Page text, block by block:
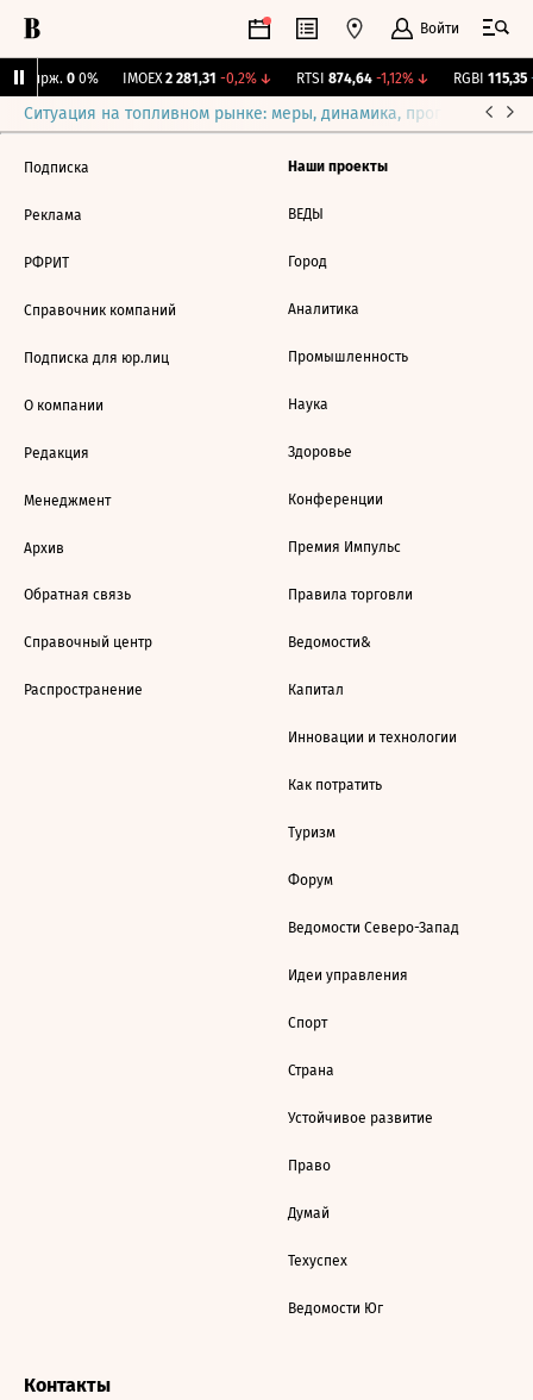
Войти
Бирж. 0 0% IMOEX 2 281,31 -0,2%↓ RTSI 874,64 -1,12%↓ RGBI 115,35
Ситуация на топливном рынке: меры, динамика, прогнозы
Подписка
Реклама
РФРИТ
Справочник компаний
Подписка для юр.лиц
О компании
Редакция
Менеджмент
Архив
Обратная связь
Справочный центр
Распространение
Наши проекты
ВЕДЫ
Город
Аналитика
Промышленность
Наука
Здоровье
Конференции
Премия Импульс
Правила торговли
Ведомости&
Капитал
Инновации и технологии
Как потратить
Туризм
Форум
Ведомости Северо-Запад
Идеи управления
Спорт
Страна
Устойчивое развитие
Право
Думай
Техуспех
Ведомости Юг
Контакты